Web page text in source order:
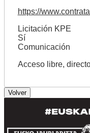
https://
Licitación KPE
Sí
Comunicación
Acceso libre,